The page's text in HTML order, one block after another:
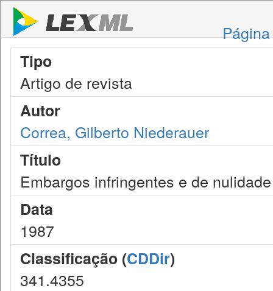
Tipo
Artigo de revista
Autor
Correa, Gilberto Niederauer
Título
Embargos infringentes e de nulidade
Data
1987
Classificação (CDDir)
341.4355